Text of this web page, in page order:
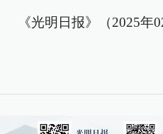
《光明日报》（2025年